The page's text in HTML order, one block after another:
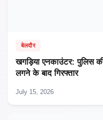
बेलदौर
​खगड़िया एनकाउंटर: पुलिस
लगने के बाद गिरफ्तार
July 15, 2026